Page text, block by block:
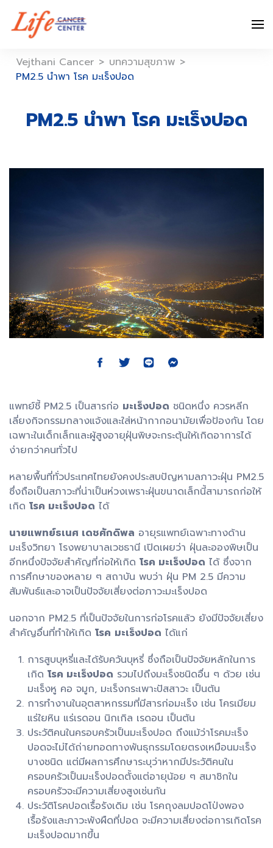
content
Vejthani Cancer > บทความสุขภาพ >
PM2.5 นำพา โรค มะเร็งปอด
PM2.5 นำพา โรค มะเร็งปอด
แพทย์ชี้ PM2.5 เป็นสารก่อ มะเร็งปอด ชนิดหนึ่ง ควรหลีก
เลี่ยงกิจกรรมกลางแจ้งและใส่หน้ากากอนามัยเพื่อป้องกัน โดย
เฉพาะในเด็กเล็กและผู้สูงอายุฝุ่นพิษจะกระตุ้นให้เกิดอาการได้
ง่ายกว่าคนทั่วไป
หลายพื้นที่ทั่วประเทศไทยยังคงประสบปัญหามลภาวะฝุ่น PM2.5
ซึ่งถือเป็นสภาวะที่น่าเป็นห่วงเพราะฝุ่นขนาดเล็กนี้สามารถก่อให้
เกิด โรค มะเร็งปอด ได้
นายแพทย์ธเนศ เดชศักดิพล อายุรแพทย์เฉพาะทางด้าน
มะเร็งวิทยา โรงพยาบาลเวชธานี เปิดเผยว่า ฝุ่นละอองพิษเป็น
อีกหนึ่งปัจจัยสำคัญที่ก่อให้เกิด โรค มะเร็งปอด ได้ ซึ่งจาก
การศึกษาของหลาย ๆ สถาบัน พบว่า ฝุ่น PM 2.5 มีความ
สัมพันธ์และอาจเป็นปัจจัยเสี่ยงต่อภาวะมะเร็งปอด
นอกจาก PM2.5 ที่เป็นปัจจัยในการก่อโรคแล้ว ยังมีปัจจัยเสี่ยง
สำคัญอื่นที่ทำให้เกิด โรค มะเร็งปอด ได้แก่
การสูบบุหรี่และได้รับควันบุหรี่ ซึ่งถือเป็นปัจจัยหลักในการ
เกิด โรค มะเร็งปอด รวมไปถึงมะเร็งชนิดอื่น ๆ ด้วย เช่น
มะเร็งหู คอ จมูก, มะเร็งกระเพาะปัสสาวะ เป็นต้น
การทำงานในอุตสาหกรรมที่มีสารก่อมะเร็ง เช่น โครเมียม
แร่ใยหิน แร่เรดอน นิกเกิล เรดอน เป็นต้น
ประวัติคนในครอบครัวเป็นมะเร็งปอด ถึงแม้ว่าโรคมะเร็ง
ปอดจะไม่ได้ถ่ายทอดทางพันธุกรรมโดยตรงเหมือนมะเร็ง
บางชนิด แต่มีผลการศึกษาระบุว่าหากมีประวัติคนใน
ครอบครัวเป็นมะเร็งปอดตั้งแต่อายุน้อย ๆ สมาชิกใน
ครอบครัวจะมีความเสี่ยงสูงเช่นกัน
ประวัติโรคปอดเรื้อรังเดิม เช่น โรคถุงลมปอดโป่งพอง
เรื้อรังและภาวะพังผืดที่ปอด จะมีความเสี่ยงต่อการเกิดโรค
มะเร็งปอดมากขึ้น